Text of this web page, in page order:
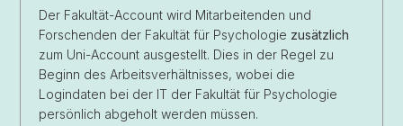
Der Fakultät-Account wird Mitarbeitenden und
Forschenden der Fakultät für Psychologie zusätzlich
zum Uni-Account ausgestellt. Dies in der Regel zu
Beginn des Arbeitsverhältnisses, wobei die
Logindaten bei der IT der Fakultät für Psychologie
persönlich abgeholt werden müssen.